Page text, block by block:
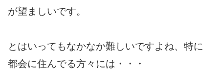
が望ましいです。
とはいってもなかなか難しいですよね、特に
都会に住んでる方々には・・・